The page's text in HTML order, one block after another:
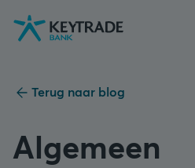
Naar
navigatie
Naar
aanmelden
Naar
inhoud
Terug naar blog
Algemeen